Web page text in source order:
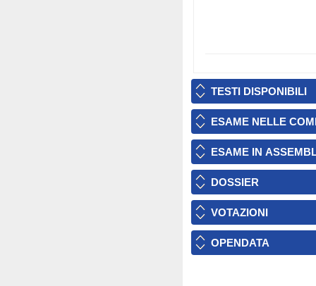
TESTI DISPONIBILI
ESAME NELLE
ESAME IN
DOSSIER
VOTAZIONI
OPENDATA